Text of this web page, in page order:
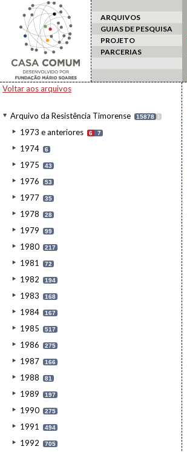
ARQUIVOS
GUIAS DE PESQUISA
PROJETO
PARCERIAS
Voltar aos arquivos
Arquivo da Resistência Timorense 15878 I
1973 e anteriores 6 7
1974 6
1975 43
1976 53
1977 35
1978 28
1979 99
1980 217
1981 72
1982 194
1983 168
1984 167
1985 517
1986 275
1987 166
1988 81
1989 197
1990 275
1991 494
1992 705